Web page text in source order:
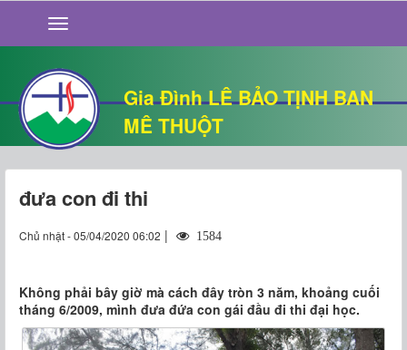
Gia Đình LÊ BẢO TỊNH BAN
MÊ THUỘT
GIỚI THIỆU
TIN TỨC
SỐNG ĐẠO
CHUYỆN NHÀ
QUÁN VĂN
THƯ GIÃN
đưa con đi thi
Chủ nhật - 05/04/2020 06:02 | 1584
Không phải bây giờ mà cách đây tròn 3 năm, khoảng cuối
tháng 6/2009, mình đưa đứa con gái đầu đi thi đại học.